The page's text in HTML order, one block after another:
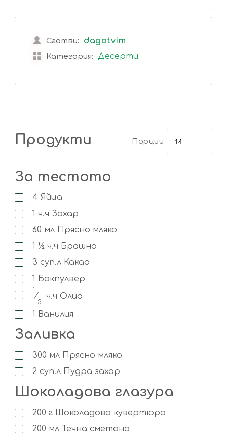
Сготви: dagotvim
Категория: Десерти
Продукти Порции
За тестото
4 Яйца
1 ч.ч Захар
60 мл Прясно мляко
1 ½ ч.ч Брашно
3 суп.л Какао
1
Бакпулвер
1
⁄
3
ч.ч Олио
1
Ванилия
Заливка
300 мл Прясно мляко
2 суп.л Пудра захар
Шоколадова глазура
200 г Шоколадова кувертюра
200 мл Течна сметана